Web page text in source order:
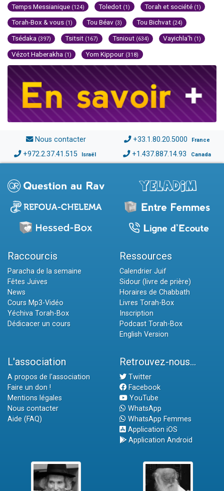
Temps Messianique (124) Toledot (1) Torah et société (1)
Torah-Box & vous (1) Tou Béav (3) Tou Bichvat (24)
Tsédaka (397) Tsitsit (167) Tsniout (634) Vayichla'h (1)
Vézot Haberakha (1) Yom Kippour (318)
Nous contacter +33.1.80.20.5000 France
+972.2.37.41.515 Israël +1.437.887.14.93 Canada
Raccourcis
Paracha de la semaine
Fêtes Juives
News
Cours Mp3-Vidéo
Yéchiva Torah-Box
Dédicacer un cours
Ressources
Calendrier Juif
Sidour (livre de prière)
Horaires de Chabbath
Livres Torah-Box
Inscription
Podcast Torah-Box
English Version
L'association
A propos de l'association
Faire un don !
Mentions légales
Nous contacter
Aide (FAQ)
Retrouvez-nous...
Twitter
Facebook
YouTube
WhatsApp
WhatsApp Femmes
Application iOS
Application Android